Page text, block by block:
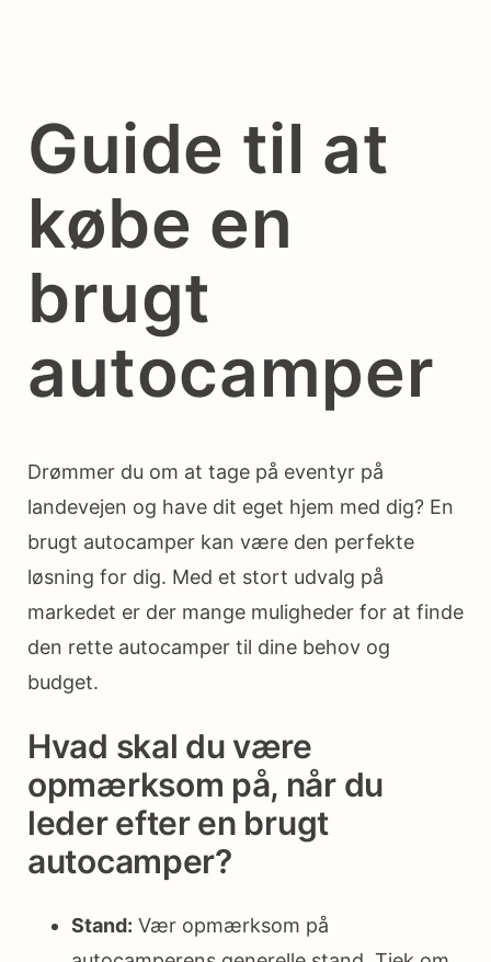
Guide til at
købe en
brugt
autocamper
Drømmer du om at tage på eventyr på
landevejen og have dit eget hjem med dig? En
brugt autocamper kan være den perfekte
løsning for dig. Med et stort udvalg på
markedet er der mange muligheder for at finde
den rette autocamper til dine behov og
budget.
Hvad skal du være
opmærksom på, når du
leder efter en brugt
autocamper?
Stand: Vær opmærksom på